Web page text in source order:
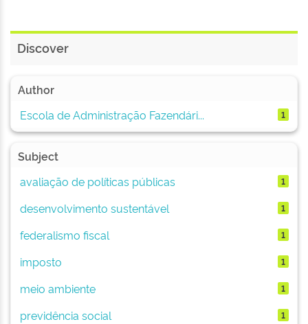
Discover
Author
Escola de Administração Fazendári...
1
Subject
avaliação de políticas públicas
1
desenvolvimento sustentável 1
federalismo fiscal 1
imposto 1
meio ambiente 1
previdência social 1